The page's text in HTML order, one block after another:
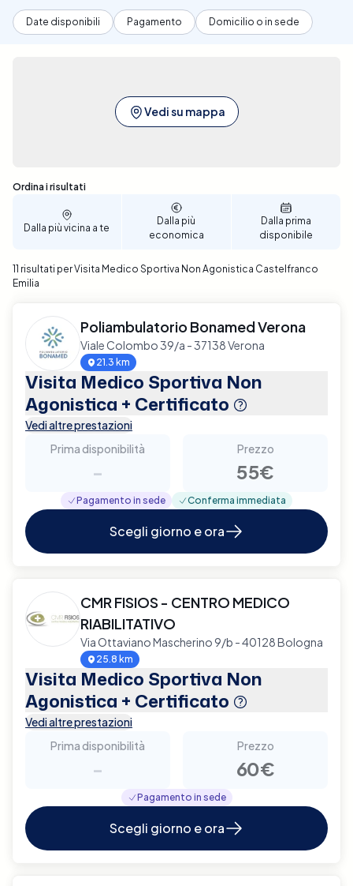
Date disponibili Pagamento Domicilio o in sede
Vedi su mappa
Sono stati trovati 11 risultati
Ordina i risultati
Dalla più vicina a te
Dalla più
economica
Dalla prima
disponibile
11 risultati per Visita Medico Sportiva Non Agonistica Castelfranco
Emilia
Poliambulatorio Bonamed Verona
Viale Colombo 39/a - 37138 Verona
21.3 km
Visita Medico Sportiva Non
Agonistica + Certificato
Vedi altre prestazioni
Prima disponibilità
-
Prezzo
55€
Pagamento in sede Conferma immediata
Scegli giorno e ora
CMR FISIOS - CENTRO MEDICO
RIABILITATIVO
Via Ottaviano Mascherino 9/b - 40128 Bologna
25.8 km
Visita Medico Sportiva Non
Agonistica + Certificato
Vedi altre prestazioni
Prima disponibilità
-
Prezzo
60€
Pagamento in sede
Scegli giorno e ora